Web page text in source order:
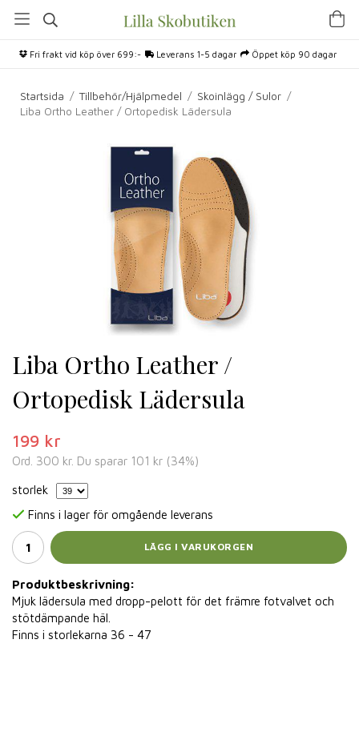
Fri frakt vid köp över 699:- Leverans 1-5 dagar Öppet köp 90 dagar
Startsida / Tillbehör/Hjälpmedel / Skoinlägg / Sulor /
Liba Ortho Leather / Ortopedisk Lädersula
Liba Ortho Leather /
Ortopedisk Lädersula
199 kr
Ord. 300 kr. Du sparar 101 kr (34%)
storlek
Finns i lager för omgående leverans
LÄGG I VARUKORGEN
Produktbeskrivning:
Mjuk lädersula med dropp-pelott för det främre fotvalvet och
stötdämpande häl.
Finns i storlekarna 36 - 47